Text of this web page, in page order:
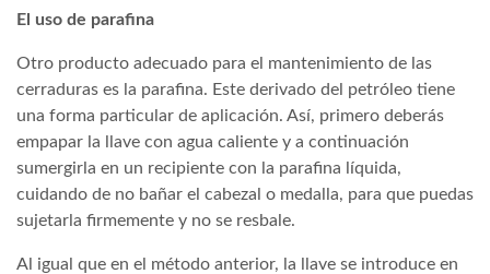
El uso de parafina
Otro producto adecuado para el mantenimiento de las
cerraduras es la parafina. Este derivado del petróleo tiene
una forma particular de aplicación. Así, primero deberás
empapar la llave con agua caliente y a continuación
sumergirla en un recipiente con la parafina líquida,
cuidando de no bañar el cabezal o medalla, para que puedas
sujetarla firmemente y no se resbale.
Al igual que en el método anterior, la llave se introduce en